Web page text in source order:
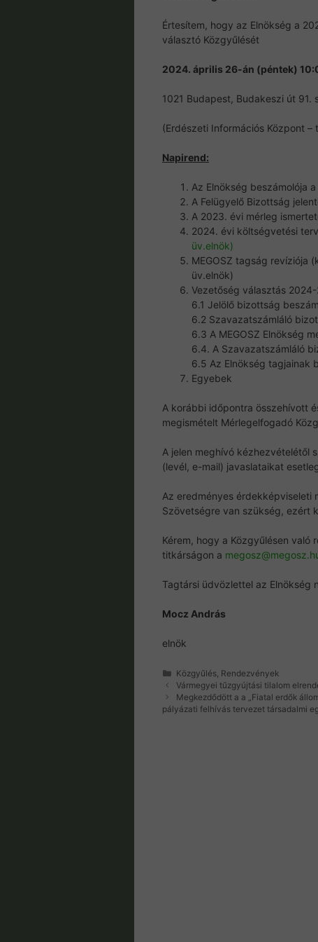
Értesítem, hogy az Elnökség a
választó Közgyűlését
2024. április 26-án (péntek)
1021 Budapest, Budakeszi út 91.
(Erdészeti Információs Központ –
Napirend:
Az Elnökség beszámolója
A Felügyelő Bizottság
A 2023. évi mérleg
2024. évi költségvetési
üv.elnök)
MEGOSZ tagság revíziója
üv.elnök)
Vezetőség választás
6.1 Jelölő bizottság
6.2 Szavazatszámláló
6.3 A MEGOSZ Elnökség
6.4. A Szavazatszámláló
6.5 Az Elnökség tagjainak
Egyebek
A korábbi időpontra összehívott
megismételt Mérlegelfogadó
A jelen meghívó kézhezvételétől
(levél, e-mail) javaslataikat
Az eredményes érdekképviseleti
Szövetségre van szükség, ezért
Kérem, hogy a Közgyűlésen való
titkárságon a
Tagtársi üdvözlettel az Elnökség
Mocz András
elnök
Kategória
Közgyűlés, Rendezvények
Vármegyei tűzgyújtási tilalom
Megkezdődött a a „Fiatal erdők
pályázati felhívás tervezet társadalmi